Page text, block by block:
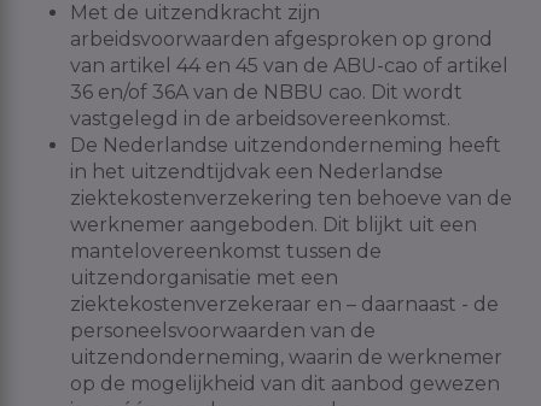
Met de uitzendkracht zijn
arbeidsvoorwaarden afgesproken op grond
van artikel 44 en 45 van de ABU-cao of artikel
36 en/of 36A van de NBBU cao. Dit wordt
vastgelegd in de arbeidsovereenkomst.
De Nederlandse uitzendonderneming heeft
in het uitzendtijdvak een Nederlandse
ziektekostenverzekering ten behoeve van de
werknemer aangeboden. Dit blijkt uit een
mantelovereenkomst tussen de
uitzendorganisatie met een
ziektekostenverzekeraar en – daarnaast - de
personeelsvoorwaarden van de
uitzendonderneming, waarin de werknemer
op de mogelijkheid van dit aanbod gewezen